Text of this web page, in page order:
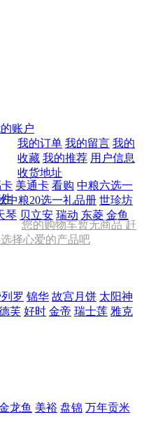
账户
我的订单 我的留言 我的
收藏 我的推荐 用户信息
收货地址
件
您的购物车暂无商品 赶
择心爱的产品吧
美通卡 看购 中粮六选一
中粮20选一礼品册 世珍坊
琴 贝立安 瑞动 东菱 金鱼
罗 锦华 故宫月饼 太阳神
芙 好时 金帝 瑞士莲 雅克
龙鱼 美裕 盘锦 万年贡米